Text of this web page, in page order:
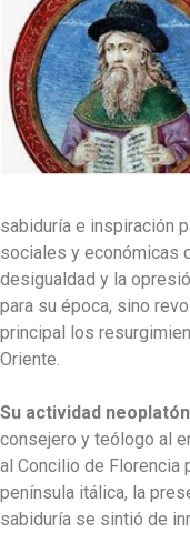
sabiduría e inspiración
sociales y económicas
desigualdad y la
para su época, sino
principal los
Oriente.
Su actividad
consejero y teólogo al
al Concilio de Florencia
península itálica, la
sabiduría se sintió de